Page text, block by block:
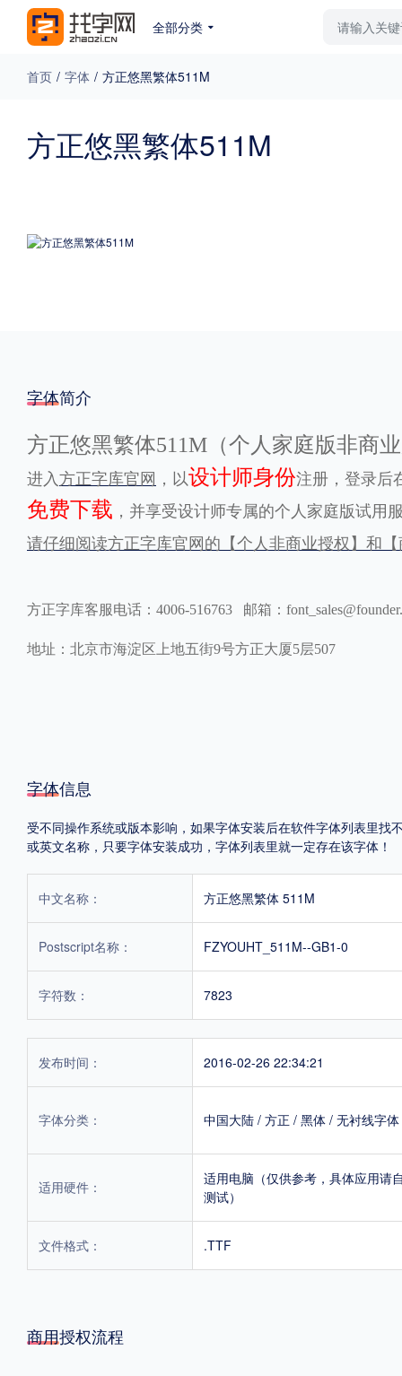
全部分类
免费下载 收费下载
格式
.TTF .OTF
地区
POP字体下载 字库打包下载 海报素材下载
首页 / 字体 / 方正悠黑繁体511M
方正悠黑繁体511M
字体简介
方正悠黑繁体511M（个人家庭版非商
进入 方正字库官网 ，以设计师身份注册，登录后
免费下载 ，并享受设计师专属的个人家庭版试用
请仔细阅读方正字库官网的【个人非商业授权】和
方正字库客服电话：4006-516763 邮箱：
地址：北京市海淀区上地五街9号方正大厦5层507
字体信息
受不同操作系统或版本影响，如果字体安装后在软件字体列表里
或英文名称，只要字体安装成功，字体列表里就一定存在该字体！
中文名称： 方正悠黑繁体 511M
Postscript名称： FZYOUHT_511M--GB1-0
字符数： 7823
发布时间： 2016-02-26 22:34:21
字体分类： 中国大陆 / 方正 / 黑体 / 无衬线字体
适用硬件：
适用电脑（仅供参考，具体应用请
测试）
文件格式： .TTF
商用授权流程